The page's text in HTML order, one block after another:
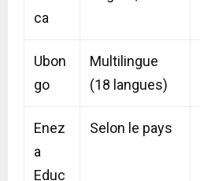
ca
Ubon
go
Multilingue
(18 langues)
Enez
a
Educ
Selon le pays